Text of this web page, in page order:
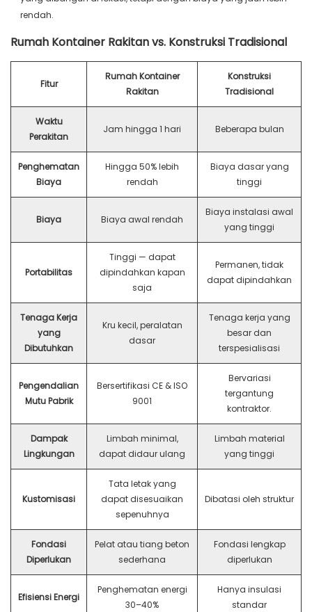
rendah.
Rumah Kontainer Rakitan vs. Konstruksi Tradisional
Fitur
Rumah Kontainer
Rakitan
Konstruksi
Tradisional
Waktu
Perakitan
Jam hingga 1 hari Beberapa bulan
Penghematan
Biaya
Hingga 50% lebih
rendah
Biaya dasar yang
tinggi
Biaya Biaya awal rendah
Biaya instalasi awal
yang tinggi
Portabilitas
Tinggi — dapat
dipindahkan kapan
saja
Permanen, tidak
dapat dipindahkan
Tenaga Kerja
yang
Dibutuhkan
Kru kecil, peralatan
dasar
Tenaga kerja yang
besar dan
terspesialisasi
Pengendalian
Mutu Pabrik
Bersertifikasi CE & ISO
9001
Bervariasi
tergantung
kontraktor.
Dampak
Lingkungan
Limbah minimal,
dapat didaur ulang
Limbah material
yang tinggi
Kustomisasi
Tata letak yang
dapat disesuaikan
sepenuhnya
Dibatasi oleh struktur
Fondasi
Diperlukan
Pelat atau tiang beton
sederhana
Fondasi lengkap
diperlukan
Efisiensi Energi
Penghematan energi
30–40%
Hanya insulasi
standar